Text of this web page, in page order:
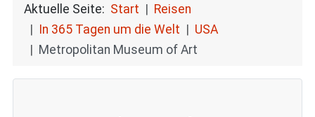
Aktuelle Seite: Start
Reisen
In 365 Tagen um die Welt
USA
Metropolitan Museum of Art